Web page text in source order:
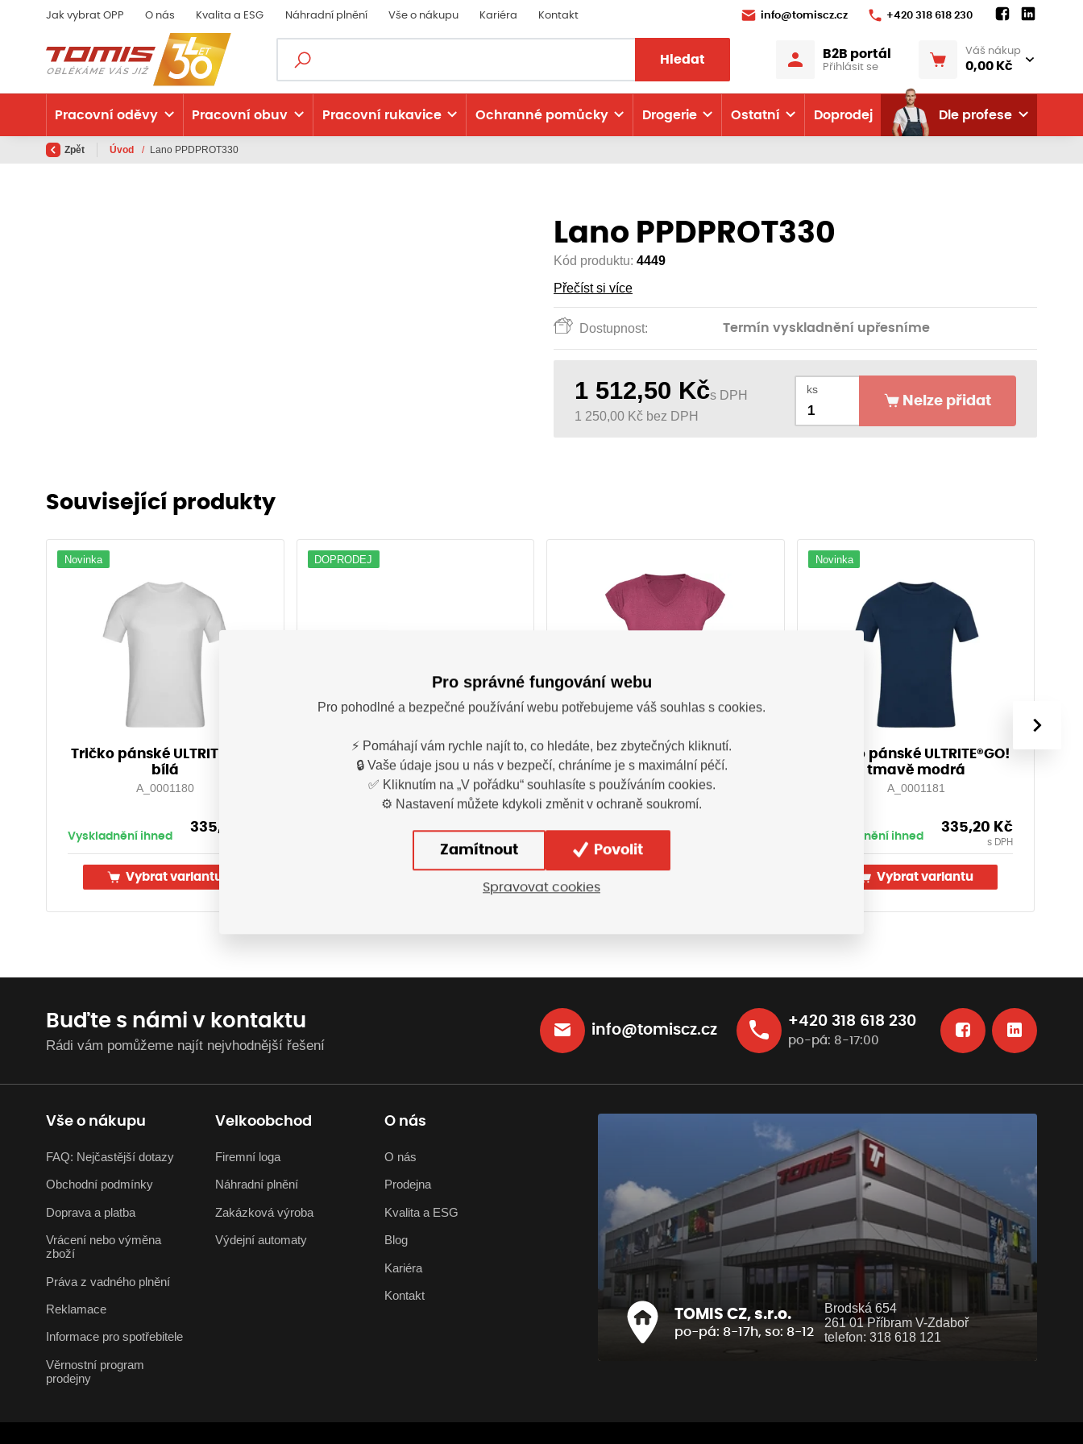
Jak vybrat OPP O nás Kvalita a ESG Náhradní plnění Vše o nákupu Kariéra Kontakt info@tomiscz.cz +420 318 618 230
Hledat B2B portál
Přihlásit se
Váš nákup
0,00 Kč
Pracovní oděvy Pracovní obuv Pracovní rukavice Ochranné pomůcky Drogerie Ostatní Doprodej Dle profese
Zpět Úvod / Lano PPDPROT330
Lano PPDPROT330
Kód produktu: 4449
Přečíst si více
Dostupnost: Termín vyskladnění upřesníme
1 512,50 Kčs DPH
1 250,00 Kč bez DPH
ks
Nelze přidat
Související produkty
Novinka
Tričko pánské ULTRITE®GO!
bílá
A_0001180
Vyskladnění ihned
335,20
Vybrat variantu
DOPRODEJ
Obuv BNN Barefoot SPORT
white/green (35-46)-
Doprodej!
B301991
Vyskladnění ihned
1 049,00Kč
Tričko dámské AVUS
O207138
Novinka
Tričko pánské ULTRITE®GO!
tmavě modrá
A_0001181
Vyskladnění ihned
335,20 Kč
s DPH
Vybrat variantu
›
Buďte s námi v kontaktu
Rádi vám pomůžeme najít nejvhodnější řešení
info@tomiscz.cz
+420 318 618 230
po-pá: 8-17:00
Vše o nákupu
FAQ: Nejčastější dotazy
Obchodní podmínky
Doprava a platba
Vrácení nebo výměna
zboží
Práva z vadného plnění
Reklamace
Informace pro spotřebitele
Věrnostní program
prodejny
Velkoobchod
Firemní loga
Náhradní plnění
Zakázková výroba
Výdejní automaty
O nás
O nás
Prodejna
Kvalita a ESG
Blog
Kariéra
Kontakt
TOMIS CZ, s.r.o.
po-pá: 8-17h, so: 8-12
Brodská 654
261 01 Příbram V-Zdaboř
telefon: 318 618 121
Pro správné fungování webu
Pro pohodlné a bezpečné používání webu potřebujeme váš souhlas s cookies.
⚡ Pomáhají vám rychle najít to, co hledáte, bez zbytečných kliknutí.
🔒 Vaše údaje jsou u nás v bezpečí, chráníme je s maximální péčí.
✅ Kliknutím na „V pořádku“ souhlasíte s používáním cookies.
⚙️ Nastavení můžete kdykoli změnit v ochraně soukromí.
Zamítnout Povolit
Spravovat cookies